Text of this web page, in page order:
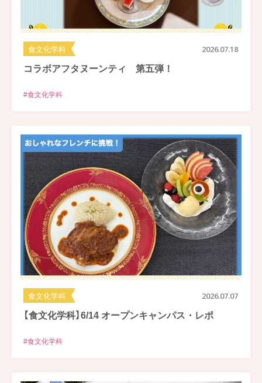
食文化学科 2026.07.18
コラボアフタヌーンティ 第五弾！
#食文化学科
食文化学科 2026.07.07
【食文化学科】6/14 オープンキャンパス・レポ
#食文化学科